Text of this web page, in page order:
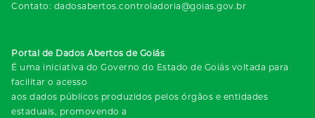
Contato: dadosabertos.controladoria@goias.gov.br
Portal de Dados Abertos de Goiás
É uma iniciativa do Governo do Estado de Goiás voltada para
facilitar o acesso
aos dados públicos produzidos pelos órgãos e entidades
estaduais, promovendo a